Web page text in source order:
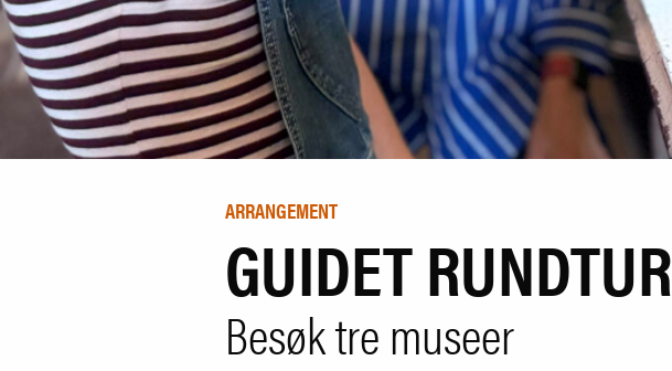
ARRANGEMENT
GUIDET RUNDTUR
Besøk tre museer